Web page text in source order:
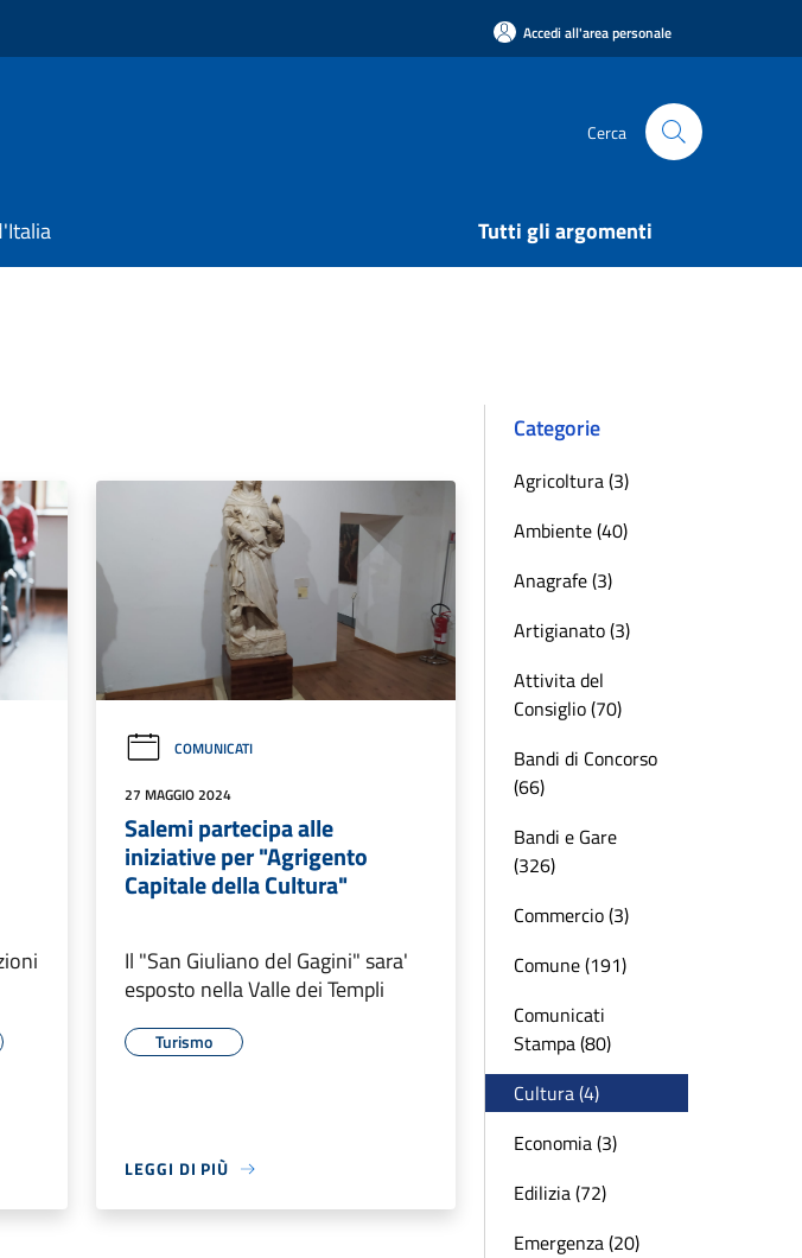
Accedi all'area personale
Cerca
Tutti gli argomenti
COMUNICATI
27 MAGGIO 2024
Salemi partecipa alle
iniziative per "Agrigento
Capitale della Cultura"
Il "San Giuliano del Gagini" sara'
esposto nella Valle dei Templi
Turismo
LEGGI DI PIÙ
Categorie
Agricoltura (3)
Ambiente (40)
Anagrafe (3)
Artigianato (3)
Attivita del
Consiglio (70)
Bandi di Concorso
(66)
Bandi e Gare
(326)
Commercio (3)
Comune (191)
Comunicati
Stampa (80)
Cultura (4)
Economia (3)
Edilizia (72)
Emergenza (20)